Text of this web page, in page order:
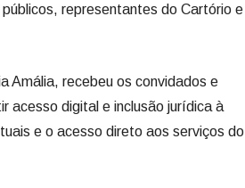
representantes do Cartório e
Amália, recebeu os convidados e
acesso digital e inclusão jurídica à
e o acesso direto aos serviços do